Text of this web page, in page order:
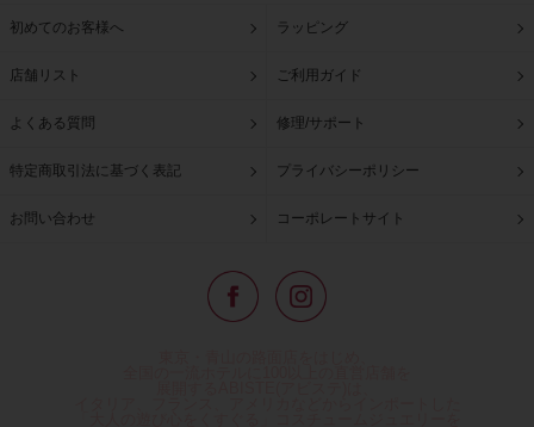
初めてのお客様へ ラッピング
店舗リスト ご利用ガイド
よくある質問 修理/サポート
特定商取引法に基づく表記 プライバシーポリシー
お問い合わせ コーポレートサイト